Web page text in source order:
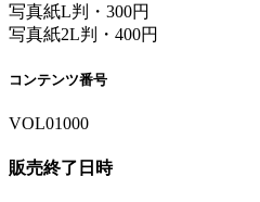
写真紙L判・300円
写真紙2L判・400円
コンテンツ番号
VOL01000
販売終了日時